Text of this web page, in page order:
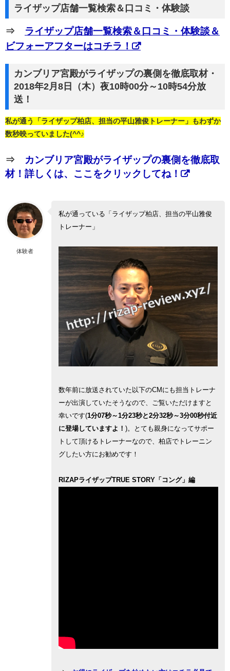
ライザップ店舗一覧検索＆口コミ・体験談
⇒ ライザップ店舗一覧検索＆口コミ・体験談＆
ビフォーアフターはコチラ！
カンブリア宮殿がライザップの裏側を徹底取材・
2018年2月8日（木）夜10時00分～10時54分放
送！
私が通う「ライザップ柏店、担当の平山雅俊トレーナー」もわずか
数秒映っていました(^^♪
⇒ カンブリア宮殿がライザップの裏側を徹底取
材！詳しくは、ここをクリックしてね！
体験者
私が通っている「ライザップ柏店、担当の平山雅俊
トレーナー」
数年前に放送されていた以下のCMにも担当トレーナ
ーが出演していたそうなので、ご覧いただけますと
幸いです(1分07秒～1分23秒と2分32秒～3分00秒付近
に登場していますよ！ )。とても親身になってサポー
トして頂けるトレーナーなので、柏店でトレーニン
グしたい方にお勧めです！
RIZAPライザップTRUE STORY「コング」編